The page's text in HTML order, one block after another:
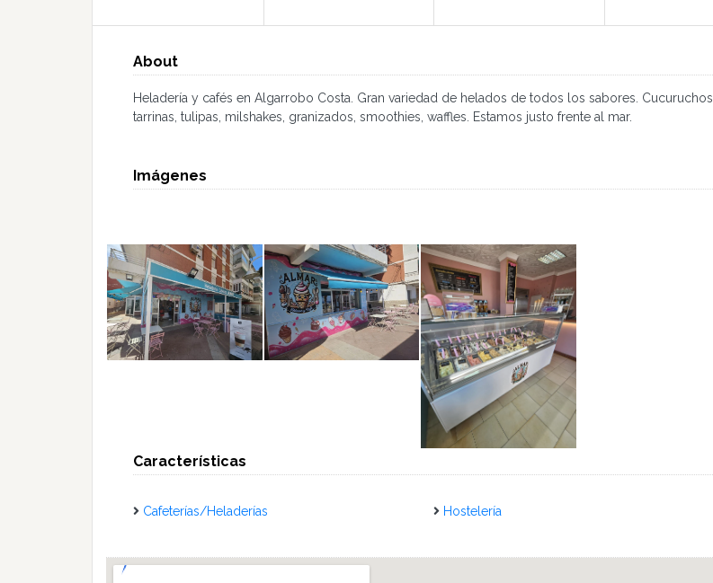
About
Heladería y cafés en Algarrobo Costa. Gran variedad de helados de todos los sabores. Cucuruchos,
tarrinas, tulipas, milshakes, granizados, smoothies, waffles. Estamos justo frente al mar.
Imágenes
Características
Cafeterías/Heladerías Hostelería